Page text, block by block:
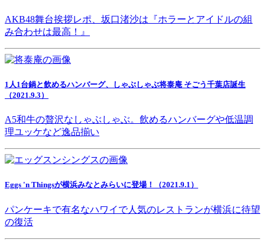
AKB48舞台挨拶レポ、坂口渚沙は『ホラーとアイドルの組
み合わせは最高！』
1人1台鍋と飲めるハンバーグ、しゃぶしゃぶ将泰庵 そごう千葉店誕生
（2021.9.3）
A5和牛の贅沢なしゃぶしゃぶ。飲めるハンバーグや低温調
理ユッケなど逸品揃い
Eggs 'n Thingsが横浜みなとみらいに登場！（2021.9.1）
パンケーキで有名なハワイで人気のレストランが横浜に待望
の復活